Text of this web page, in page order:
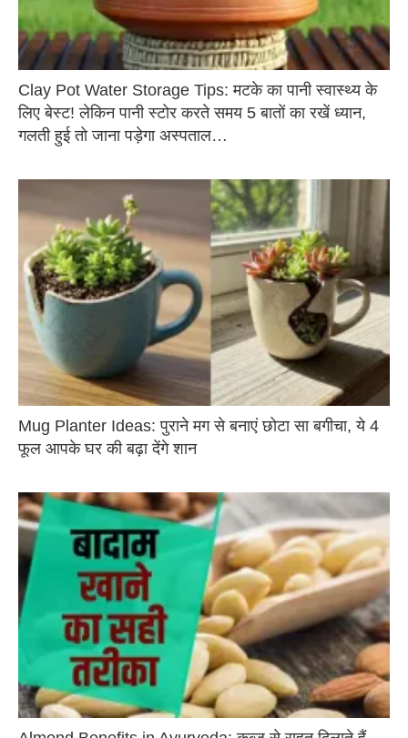
Clay Pot Water Storage Tips: मटके का पानी स्वास्थ्य के
लिए बेस्ट! लेकिन पानी स्टोर करते समय 5 बातों का रखें ध्यान,
गलती हुई तो जाना पड़ेगा अस्पताल…
Mug Planter Ideas: पुराने मग से बनाएं छोटा सा बगीचा, ये 4
फूल आपके घर की बढ़ा देंगे शान